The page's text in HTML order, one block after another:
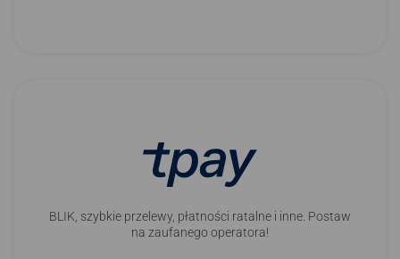
BLIK, szybkie przelewy, płatności ratalne i inne. Postaw
na zaufanego operatora!